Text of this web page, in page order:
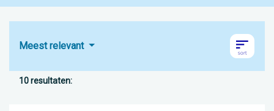
Meest relevant
10 resultaten: